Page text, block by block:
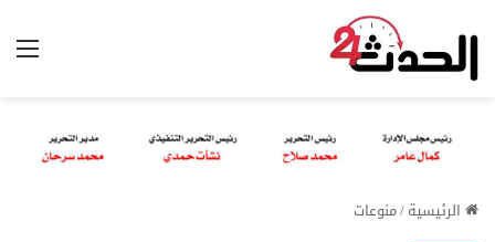
الرئيسية/منوعات